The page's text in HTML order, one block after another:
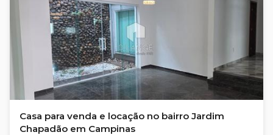
Casa para venda e locação no bairro Jardim
Chapadão em Campinas